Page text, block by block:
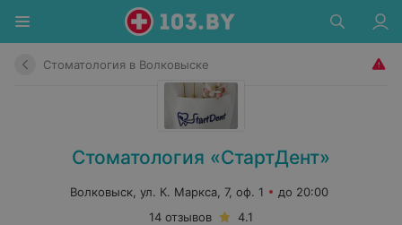
Стоматология в Волковыске
Стоматология «СтартДент»
Волковыск, ул. К. Маркса, 7, оф. 1
до 20:00
14 отзывов
4.1